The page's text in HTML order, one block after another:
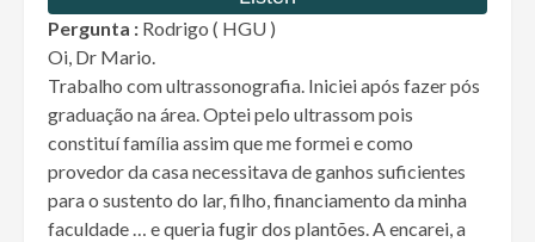
Pergunta : Rodrigo ( HGU )
Oi, Dr Mario.
Trabalho com ultrassonografia. Iniciei após fazer pós
graduação na área. Optei pelo ultrassom pois
constituí família assim que me formei e como
provedor da casa necessitava de ganhos suficientes
para o sustento do lar, filho, financiamento da minha
faculdade … e queria fugir dos plantões. A encarei, a